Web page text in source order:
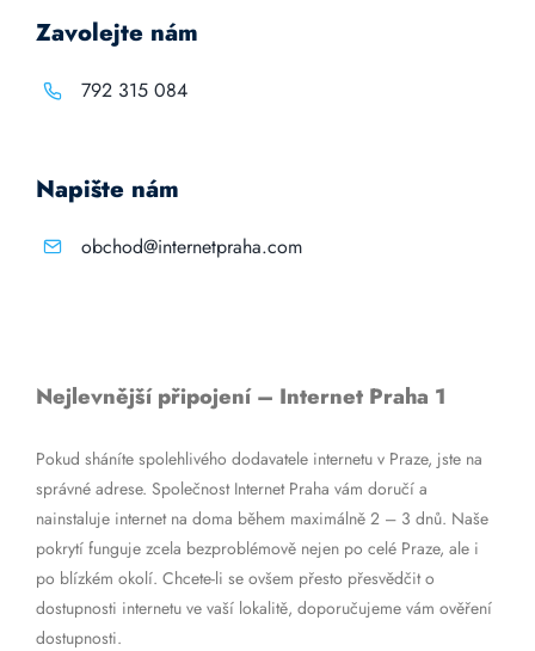
Zavolejte nám
792 315 084
Napište nám
obchod@internetpraha.com
Nejlevnější připojení – Internet Praha 1
Pokud sháníte spolehlivého dodavatele internetu v Praze, jste na
správné adrese. Společnost Internet Praha vám doručí a
nainstaluje internet na doma během maximálně 2 – 3 dnů. Naše
pokrytí funguje zcela bezproblémově nejen po celé Praze, ale i
po blízkém okolí. Chcete-li se ovšem přesto přesvědčit o
dostupnosti internetu ve vaší lokalitě, doporučujeme vám ověření
dostupnosti.